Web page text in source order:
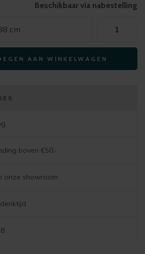
Beschikbaar via nabestelling
cm
MATS
-
draaibaar
AAN WINKELWAGEN
boven €50,-
onze showroom